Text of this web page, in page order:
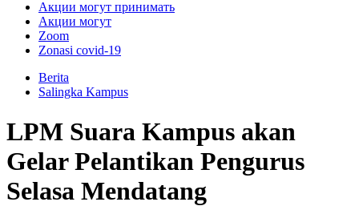
Акции могут принимать
Акции могут
Zoom
Zonasi covid-19
Berita
Salingka Kampus
LPM Suara Kampus akan
Gelar Pelantikan Pengurus
Selasa Mendatang